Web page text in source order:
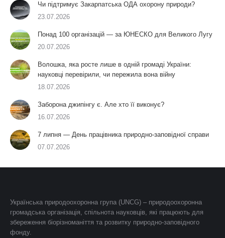
Чи підтримує Закарпатська ОДА охорону природи?
23.07.2026
Понад 100 організацій — за ЮНЕСКО для Великого Лугу
20.07.2026
Волошка, яка росте лише в одній громаді України:
науковці перевірили, чи пережила вона війну
18.07.2026
Заборона джипінгу є. Але хто її виконує?
16.07.2026
7 липня — День працівника природно-заповідної справи
07.07.2026
Українська природоохоронна група (UNCG) – природоохоронна
громадська організація, спільнота науковців, які працюють для
збереження біорізноманіття та розвитку природно-заповідного
фонду.